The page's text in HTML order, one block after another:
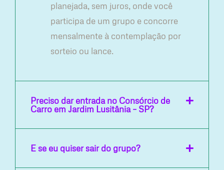
planejada, sem juros, onde você
participa de um grupo e concorre
mensalmente à contemplação por
sorteio ou lance.
Preciso dar entrada no Consórcio de
Carro em Jardim Lusitânia – SP?
E se eu quiser sair do grupo?